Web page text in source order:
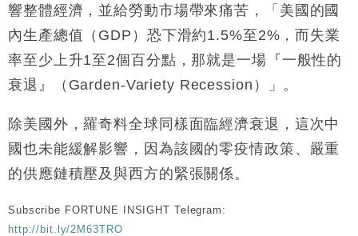
響整體經濟，並給勞動市場帶來痛苦，「美國的國
內生產總值（GDP）恐下滑約1.5%至2%，而失業
率至少上升1至2個百分點，那就是一場『一般性的
衰退』（Garden-Variety Recession）」。
除美國外，羅奇料全球同樣面臨經濟衰退，這次中
國也未能緩解影響，因為該國的零疫情政策、嚴重
的供應鏈積壓及與西方的緊張關係。
Subscribe FORTUNE INSIGHT Telegram:
http://bit.ly/2M63TRO